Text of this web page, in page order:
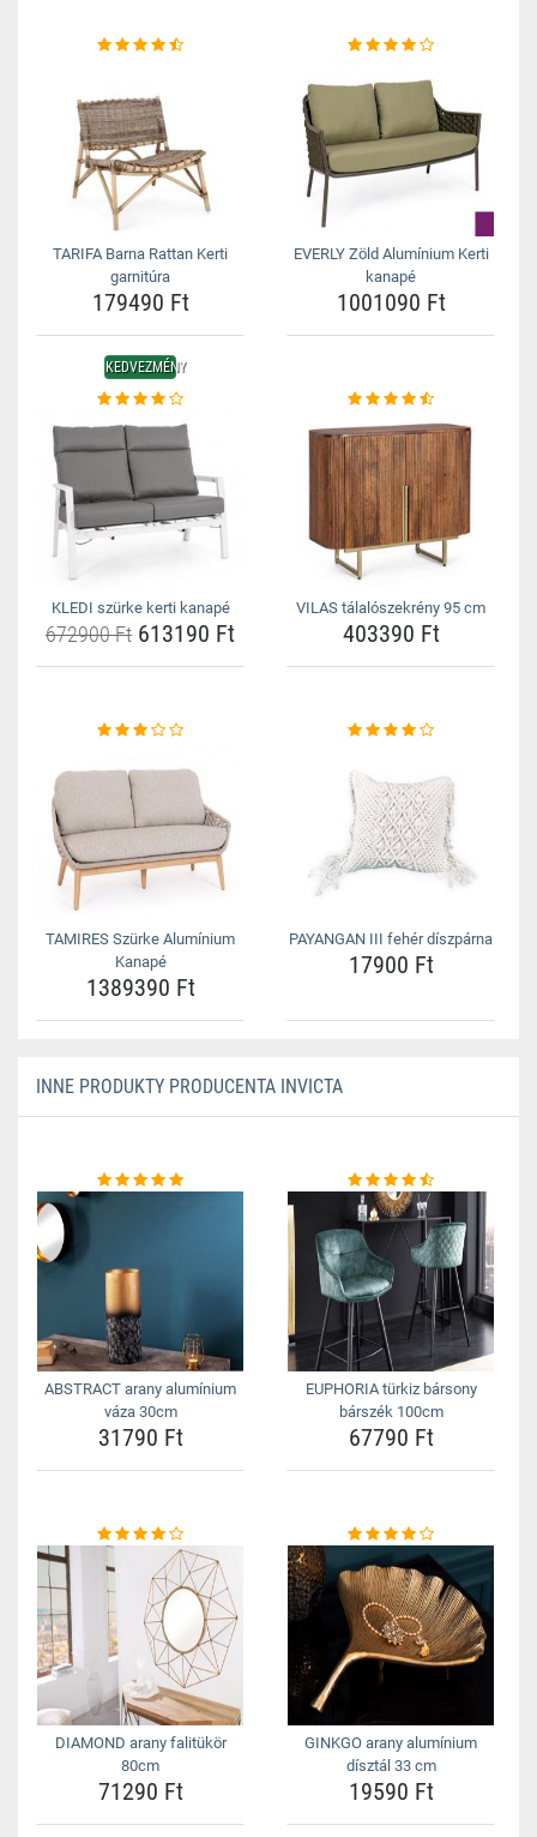
TARIFA Barna Rattan Kerti
garnitúra
179490 Ft
EVERLY Zöld Alumínium Kerti
kanapé
1001090 Ft
KEDVEZMÉNY
KLEDI szürke kerti kanapé
672900 Ft 613190 Ft
VILAS tálalószekrény 95 cm
403390 Ft
TAMIRES Szürke Alumínium
Kanapé
1389390 Ft
PAYANGAN III fehér díszpárna
17900 Ft
INNE PRODUKTY PRODUCENTA INVICTA
ABSTRACT arany alumínium
váza 30cm
31790 Ft
EUPHORIA türkiz bársony
bárszék 100cm
67790 Ft
DIAMOND arany falitükör
80cm
71290 Ft
GINKGO arany alumínium
dísztál 33 cm
19590 Ft